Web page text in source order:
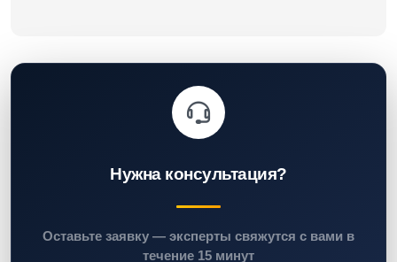
Нужна консультация?
Оставьте заявку — эксперты свяжутся с вами в
течение 15 минут